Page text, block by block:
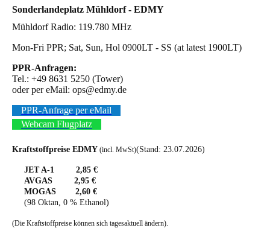
Sonderlandeplatz Mühldorf - EDMY
Mühldorf Radio: 119.780 MHz
Mon-Fri PPR; Sat, Sun, Hol 0900LT - SS (at latest 1900LT)
PPR-Anfragen:
Tel.: +49 8631 5250 (Tower)
oder per eMail: ops@edmy.de
PPR-Anfrage per eMail
Webcam Flugplatz
Kraftstoffpreise EDMY (incl. MwSt)(Stand: 23.07.2026)
JET A-1 2,85 €
AVGAS 2,95 €
MOGAS 2,60 €
(98 Oktan, 0 % Ethanol)
(Die Kraftstoffpreise können sich tagesaktuell ändern).